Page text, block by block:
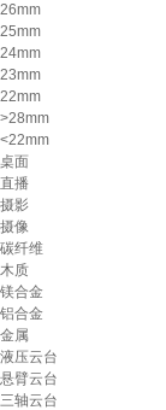
26mm
25mm
24mm
23mm
22mm
>28mm
<22mm
桌面
直播
摄影
摄像
碳纤维
木质
镁合金
铝合金
金属
液压云台
悬臂云台
三轴云台